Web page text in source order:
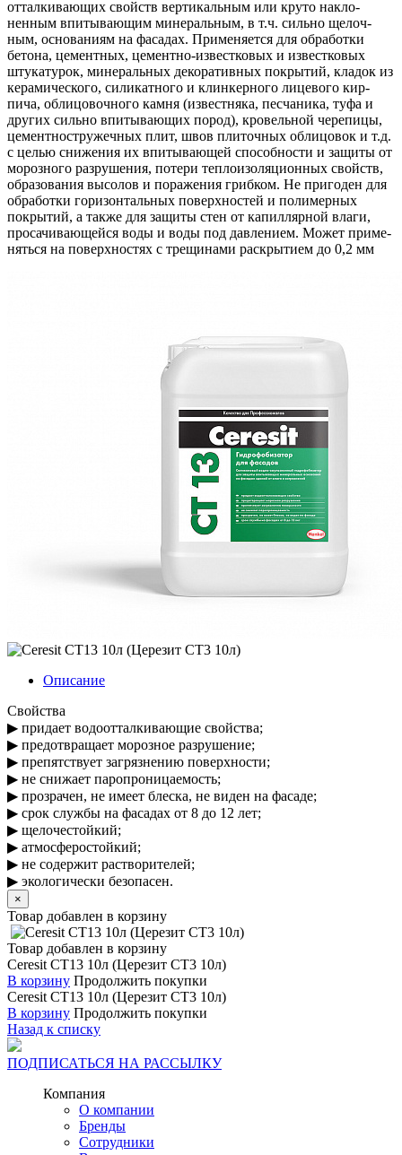
отталкивающих свойств вертикальным или круто накло-
ненным впитывающим минеральным, в т.ч. сильно щелоч-
ным, основаниям на фасадах. Применяется для обработки
бетона, цементных, цементно-известковых и известковых
штукатурок, минеральных декоративных покрытий, кладок из
керамического, силикатного и клинкерного лицевого кир-
пича, облицовочного камня (известняка, песчаника, туфа и
других сильно впитывающих пород), кровельной черепицы,
цементностружечных плит, швов плиточных облицовок и т.д.
с целью снижения их впитывающей способности и защиты от
морозного разрушения, потери теплоизоляционных свойств,
образования высолов и поражения грибком. Не пригоден для
обработки горизонтальных поверхностей и полимерных
покрытий, а также для защиты стен от капиллярной влаги,
просачивающейся воды и воды под давлением. Может приме-
няться на поверхностях с трещинами раскрытием до 0,2 мм
Описание
Свойства
▶ придает водоотталкивающие свойства;
▶ предотвращает морозное разрушение;
▶ препятствует загрязнению поверхности;
▶ не снижает паропроницаемость;
▶ прозрачен, не имеет блеска, не виден на фасаде;
▶ срок службы на фасадах от 8 до 12 лет;
▶ щелочестойкий;
▶ атмосферостойкий;
▶ не содержит растворителей;
▶ экологически безопасен.
×
Товар добавлен в корзину
Товар добавлен в корзину
Ceresit CT13 10л (Церезит СТ3 10л)
В корзину Продолжить покупки
Ceresit CT13 10л (Церезит СТ3 10л)
В корзину Продолжить покупки
Назад к списку
ПОДПИСАТЬСЯ НА РАССЫЛКУ
Компания
О компании
Бренды
Сотрудники